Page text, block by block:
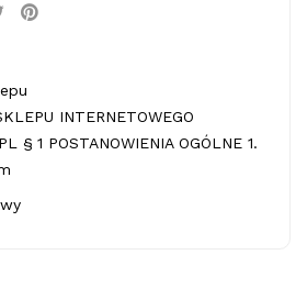
INTERNETOWEGO
§ 1 POSTANOWIENIA OGÓLNE 1.